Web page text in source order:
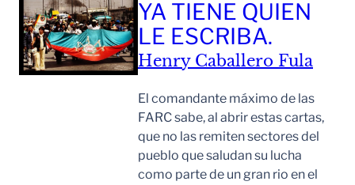
YA TIENE QUIEN
LE ESCRIBA.
Henry Caballero Fula
El comandante máximo de las
FARC sabe, al abrir estas cartas,
que no las remiten sectores del
pueblo que saludan su lucha
como parte de un gran rio en el